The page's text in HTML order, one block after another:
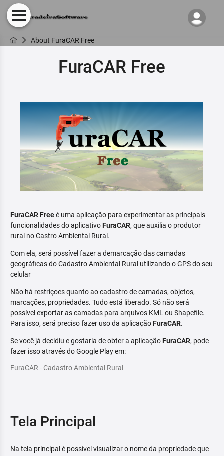
About FuraCAR Free
FuraCAR Free
FuraCAR Freeé uma aplicação para experimentar as principais
funcionalidades do aplicativoFuraCAR, que auxilia o produtor
rural no Castro Ambiental Rural.
Com ela, será possível fazer a demarcação das camadas
geográficas do Cadastro Ambiental Rural utilizando o GPS do seu
celular
Não há restriçoes quanto ao cadastro de camadas, objetos,
marcações, propriedades. Tudo está liberado. Só não será
possível exportar as camadas para arquivos KML ou Shapefile.
Para isso, será preciso fazer uso da aplicaçãoFuraCAR.
Se você já decidiu e gostaria de obter a aplicaçãoFuraCAR, pode
fazer isso através do Google Play em:
FuraCAR - Cadastro Ambiental Rural
Tela Principal
Na tela principal é possível visualizar o nome da propriedade que